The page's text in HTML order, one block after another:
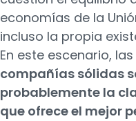
economías de la
incluso la propia
En este escenario, las
compañías sólidas
probablemente la
que ofrece el mejor